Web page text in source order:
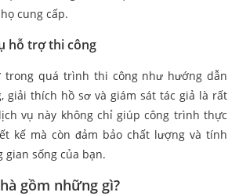
cung cấp.
hỗ trợ thi công
trong quá trình thi công như hướng dẫn
giải thích hồ sơ và giám sát tác giả là rất
vụ này không chỉ giúp công trình thực
kế mà còn đảm bảo chất lượng và tính
gian sống của bạn.
gồm những gì?